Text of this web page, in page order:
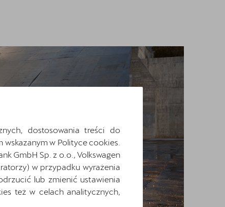
dostosowania treści do
w Polityce cookies.
GmbH Sp. z o.o., Volkswagen
w przypadku wyrażenia
lub zmienić ustawienia
też w celach analitycznych,